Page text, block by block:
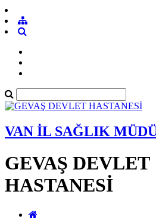
VAN İL SAĞLIK
GEVAŞ DEVLET
HASTANESİ